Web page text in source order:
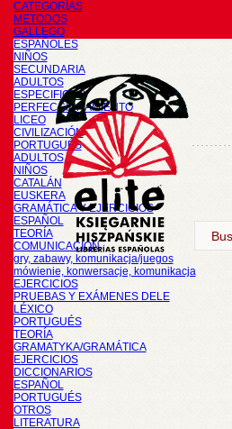
CATEGORÍAS
METODOS
GALLEGO
ESPAÑOLES
NIÑOS
SECUNDARIA
ADULTOS
ESPECIFICOS
PERFECCIONAMIENTO
LICEO
CIVILIZACIÓN
PORTUGUÉS
ADULTOS
NIÑOS
CATALÁN
EUSKERA
GRAMÁTICA Y EJERCICIOS
ESPAÑOL
TEORÍA
COMUNICACIÓN
gry, zabawy, komunikacja/juegos
mówienie, konwersacje, komunikacja
EJERCICIOS
PRUEBAS Y EXÁMENES DELE
LÉXICO
PORTUGUÉS
TEORÍA
GRAMATYKA/GRAMÁTICA
EJERCICIOS
DICCIONARIOS
ESPAÑOL
PORTUGUÉS
OTROS
LITERATURA